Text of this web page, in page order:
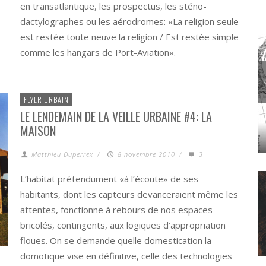
en transatlantique, les prospectus, les sténo-
dactylographes ou les aérodromes: «La religion seule
est restée toute neuve la religion / Est restée simple
comme les hangars de Port-Aviation».
FLYER URBAIN
LE LENDEMAIN DE LA VEILLE URBAINE #4: LA
MAISON
Matthieu Duperrex / 8 novembre 2010 / 3
L’habitat prétendument «à l’écoute» de ses
habitants, dont les capteurs devanceraient même les
attentes, fonctionne à rebours de nos espaces
bricolés, contingents, aux logiques d’appropriation
floues. On se demande quelle domestication la
domotique vise en définitive, celle des technologies